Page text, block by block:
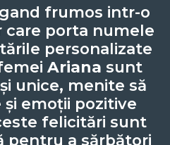
frumos intr-o
porta numele
personalizate
Ariana sunt
unice, menite să
emoții pozitive
felicitări sunt
pentru a sărbători